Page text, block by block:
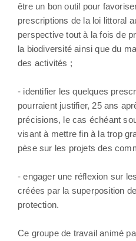
être un bon outil pour
prescriptions de la loi littoral
perspective tout à la fois de
la biodiversité ainsi que du
des activités ;
- identifier les quelques
pourraient justifier, 25 ans
précisions, le cas échéant
visant à mettre fin à la trop
pèse sur les projets des
- engager une réflexion sur
créées par la superposition
protection.
Ce groupe de travail animé